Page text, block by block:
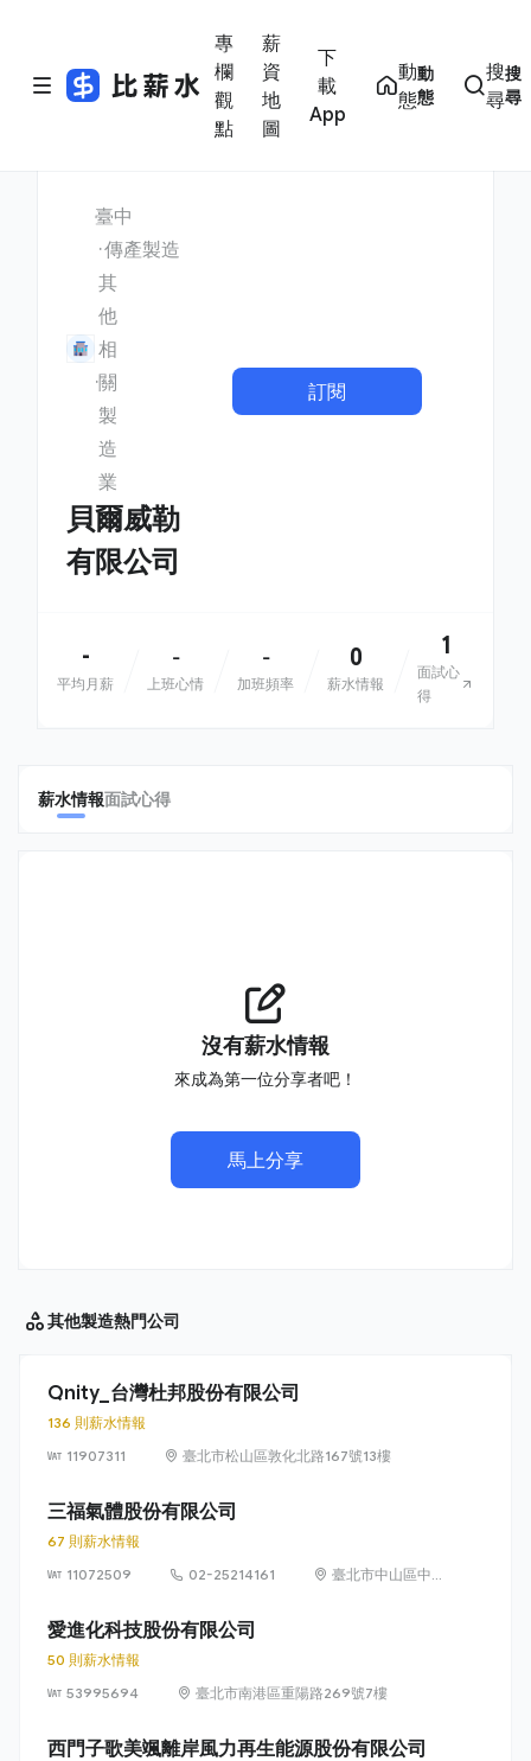
專
欄
觀
點
薪
資
地
圖
下
載
App
動
態
動
態
搜
尋
搜
尋
臺中
傳產製造
其
他
相
關
製
造
業
貝爾威勒
有限公司
訂閱
-
平均月薪
-
上班心情
-
加班頻率
0
薪水情報
1
面試心
得
薪水情報面試心得
沒有薪水情報
來成為第一位分享者吧！
馬上分享
其他製造熱門公司
Qnity_台灣杜邦股份有限公司
136 則薪水情報
11907311
臺北市松山區敦化北路167號13樓
三福氣體股份有限公司
67 則薪水情報
11072509
02-25214161
臺北市中山區中山
愛進化科技股份有限公司
50 則薪水情報
53995694
臺北市南港區重陽路269號7樓
西門子歌美颯離岸風力再生能源股份有限公司